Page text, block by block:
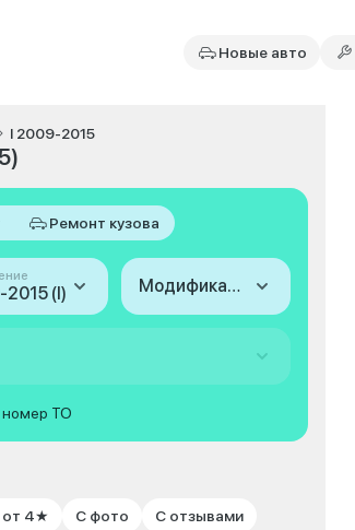
Новые авто
I 2009-2015
Ремонт кузова
(I) Модификация
номер ТО
от 4★ С фото С отзывами